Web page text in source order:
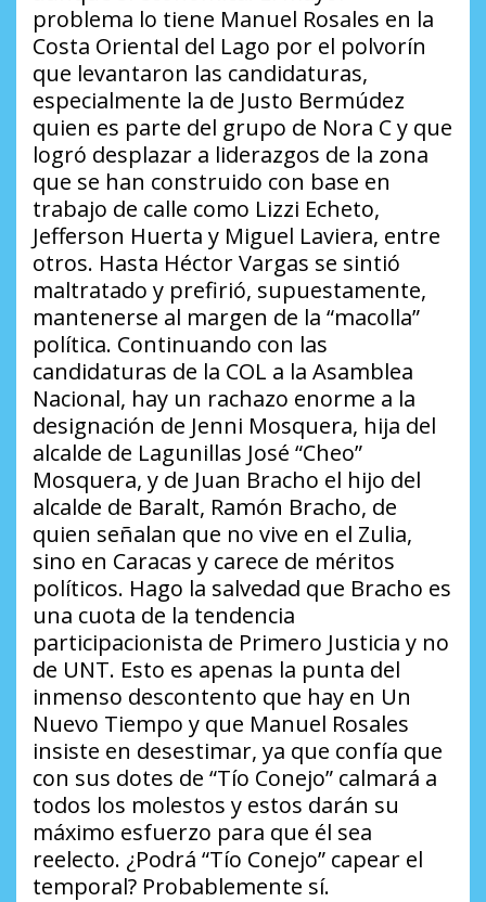
problema lo tiene Manuel Rosales en la
Costa Oriental del Lago por el polvorín
que levantaron las candidaturas,
especialmente la de Justo Bermúdez
quien es parte del grupo de Nora C y que
logró desplazar a liderazgos de la zona
que se han construido con base en
trabajo de calle como Lizzi Echeto,
Jefferson Huerta y Miguel Laviera, entre
otros. Hasta Héctor Vargas se sintió
maltratado y prefirió, supuestamente,
mantenerse al margen de la “macolla”
política. Continuando con las
candidaturas de la COL a la Asamblea
Nacional, hay un rachazo enorme a la
designación de Jenni Mosquera, hija del
alcalde de Lagunillas José “Cheo”
Mosquera, y de Juan Bracho el hijo del
alcalde de Baralt, Ramón Bracho, de
quien señalan que no vive en el Zulia,
sino en Caracas y carece de méritos
políticos. Hago la salvedad que Bracho es
una cuota de la tendencia
participacionista de Primero Justicia y no
de UNT. Esto es apenas la punta del
inmenso descontento que hay en Un
Nuevo Tiempo y que Manuel Rosales
insiste en desestimar, ya que confía que
con sus dotes de “Tío Conejo” calmará a
todos los molestos y estos darán su
máximo esfuerzo para que él sea
reelecto. ¿Podrá “Tío Conejo” capear el
temporal? Probablemente sí.